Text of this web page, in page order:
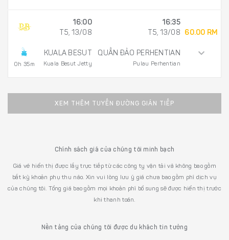
0h 35m
16:00
T5, 13/08
KUALA BESUT
Kuala Besut Jetty
16:35
T5, 13/08
QUẦN ĐẢO PERHENTIAN
Pulau Perhentian
60.00 RM
XEM THÊM TUYẾN ĐƯỜNG GIÁN TIẾP
Chính sách giá của chúng tôi minh bạch
Giá vé hiển thị được lấy trực tiếp từ các công ty vận tải và không bao gồm
bất kỳ khoản phụ thu nào. Xin vui lòng lưu ý giá chưa bao gồm phí dịch vụ
của chúng tôi. Tổng giá bao gồm mọi khoản phí bổ sung sẽ được hiển thị trước
khi thanh toán.
Nền tảng của chúng tôi được du khách tin tưởng